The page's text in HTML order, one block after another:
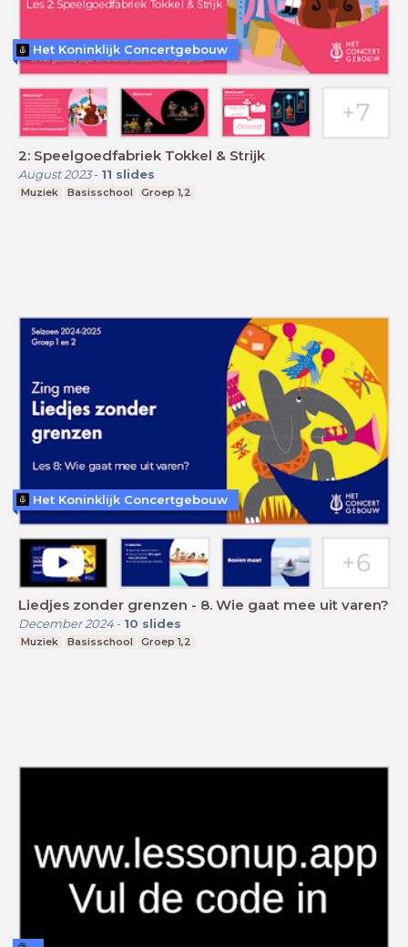
2: Speelgoedfabriek Tokkel & Strijk
August 2023- 11 slides
Muziek Basisschool Groep 1,2
Het Koninklijk Concertgebouw
Liedjes zonder grenzen - 8. Wie gaat mee uit varen?
December 2024- 10 slides
Muziek Basisschool Groep 1,2
Het Koninklijk Concertgebouw